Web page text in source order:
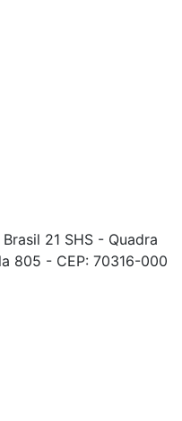
21 SHS - Quadra
805 - CEP: 70316-000